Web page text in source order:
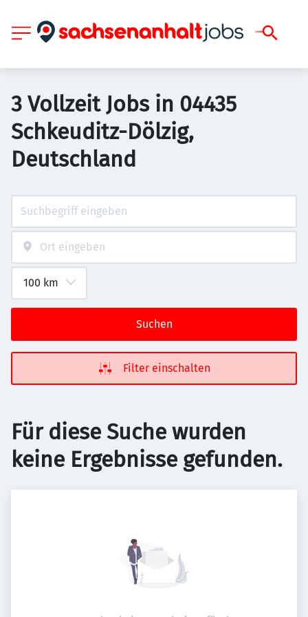
3 Vollzeit Jobs in 04435
Schkeuditz-Dölzig,
Deutschland
Suchen
Filter einschalten
Für diese Suche wurden
keine Ergebnisse gefunden.